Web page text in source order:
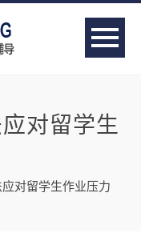
对留学生
对留学生作业压力